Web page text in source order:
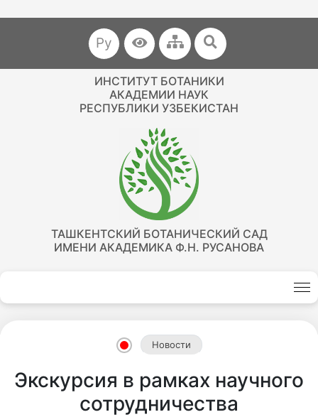
Ру
ИНСТИТУТ БОТАНИКИ
АКАДЕМИИ НАУК
РЕСПУБЛИКИ УЗБЕКИСТАН
ТАШКЕНТСКИЙ БОТАНИЧЕСКИЙ САД
ИМЕНИ АКАДЕМИКА Ф.Н. РУСАНОВА
Новости
Экскурсия в рамках научного
сотрудничества